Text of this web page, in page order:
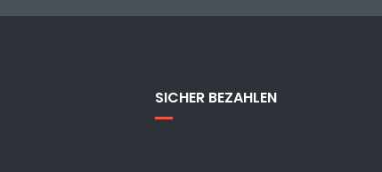
SICHER BEZAHLEN